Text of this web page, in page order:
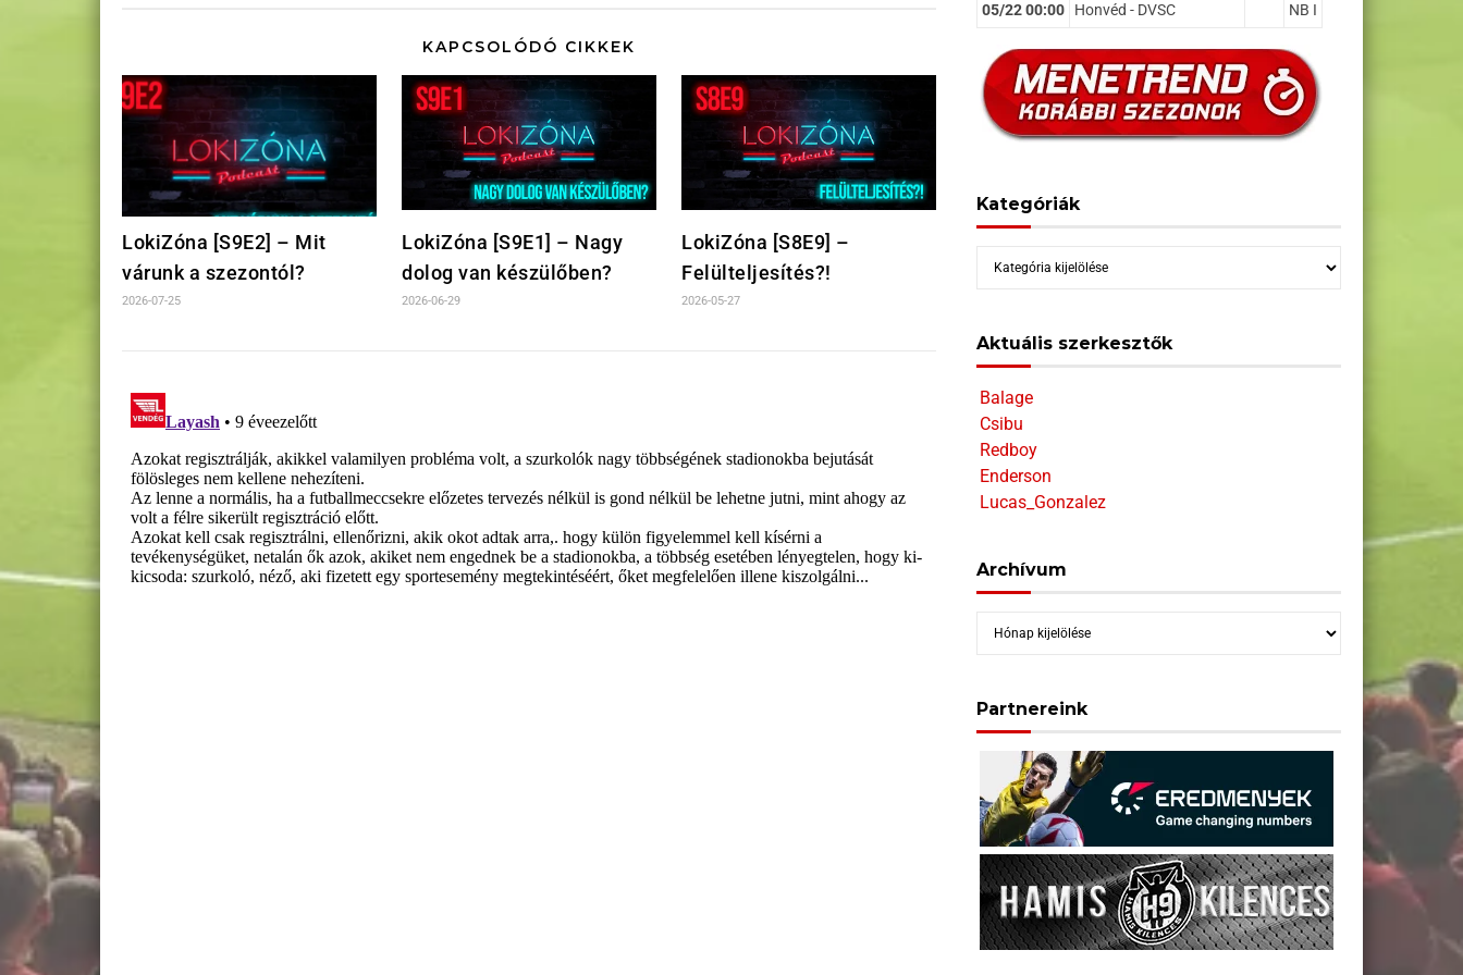
KAPCSOLÓDÓ CIKKEK
LokiZóna [S9E2] – Mit
várunk a szezontól?
2026-07-25
LokiZóna [S9E1] – Nagy
dolog van készülőben?
2026-06-29
LokiZóna [S8E9] –
Felülteljesítés?!
2026-05-27
05/22 00:00 Honvéd - DVSC NB I
Kategóriák
Kategóriák
Aktuális szerkesztők
Balage
Csibu
Redboy
Enderson
Lucas_Gonzalez
Archívum
Archívum
Partnereink